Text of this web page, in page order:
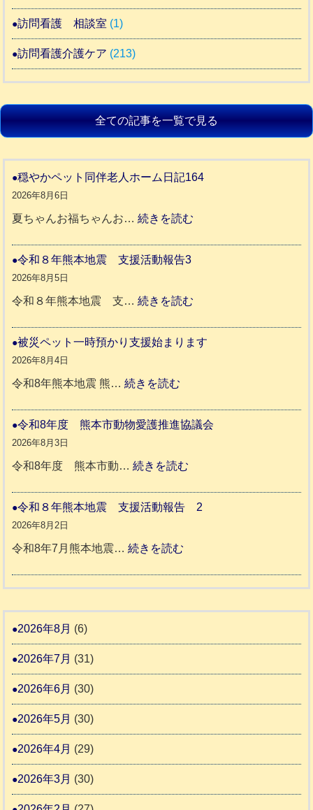
訪問看護 相談室 (1)
訪問看護介護ケア (213)
全ての記事を一覧で見る
穏やかペット同伴老人ホーム日記164
2026年8月6日
夏ちゃんお福ちゃんお…続きを読む
ト
人
ホ
日
記
令和８年熊本地震 支援活動報告3
2026年8月5日
令和８年熊本地震 支…続きを読む
和
本
支
報
3
被災ペット一時預かり支援始まります
2026年8月4日
令和8年熊本地震 熊…続きを読む
災
ッ
一
り
り
令和8年度 熊本市動物愛護推進協議会
2026年8月3日
令和8年度 熊本市動…続きを読む
和
市
議
令和８年熊本地震 支援活動報告 2
2026年8月2日
令和8年7月熊本地震…続きを読む
和
熊
震
援
2026年8月 (6)
2026年7月 (31)
2026年6月 (30)
2026年5月 (30)
2026年4月 (29)
2026年3月 (30)